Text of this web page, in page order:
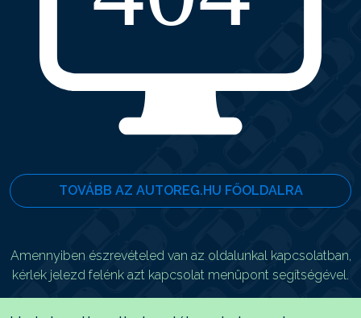
TOVÁBB AZ AUTOREG.HU FŐOLDALRA
Amennyiben észrevételed van az oldalunkal kapcsolatban,
kérlek jelezd felénk azt kapcsolat menüpont segítségével.